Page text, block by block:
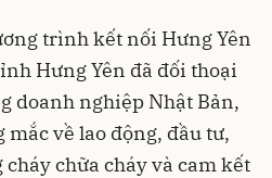
trình kết nối Hưng Yên
Hưng Yên đã đối thoại
doanh nghiệp Nhật Bản,
về lao động, đầu tư,
chữa cháy và cam kết